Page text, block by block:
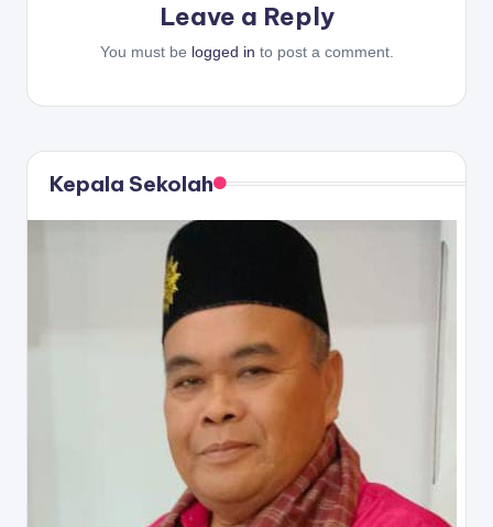
Leave a Reply
You must be logged in to post a comment.
Kepala Sekolah